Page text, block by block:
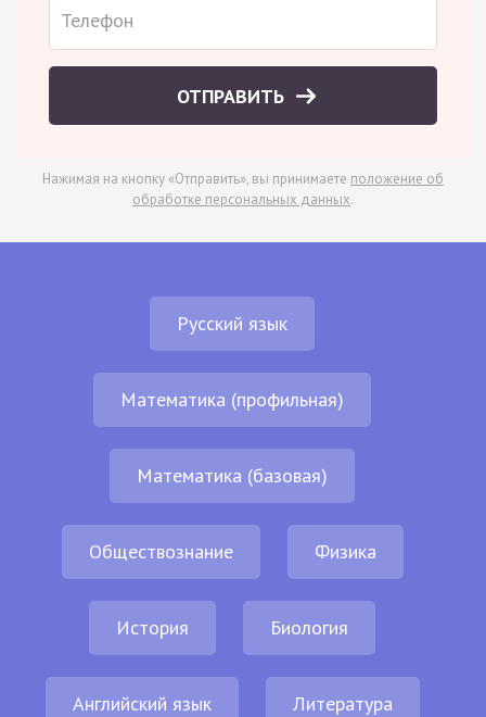
ОТПРАВИТЬ
Нажимая на кнопку «Отправить», вы принимаете положение об
обработке персональных данных.
Русский язык
Математика (профильная)
Математика (базовая)
Обществознание Физика
История Биология
Английский язык Литература